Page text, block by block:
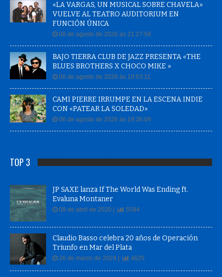
«LA VARGAS, UN MUSICAL SOBRE CHAVELA»
VUELVE AL TEATRO AUDITORIUM EN
FUNCIÓN ÚNICA
06 de agosto de 2026 às 21:27:58
BAJO TIERRA CLUB DE JAZZ PRESENTA «THE
BLUES BROTHERS X CHOCO MIKE »
06 de agosto de 2026 às 19:53:11
CAMI PIERRE IRRUMPE EN LA ESCENA INDIE
CON «PATEAR LA SOLEDAD»
06 de agosto de 2026 às 19:36:09
TOP 3
JP SAXE lanza If The World Was Ending ft.
Evaluna Montaner
08 de abril de 2020 | 5594
Claudio Basso celebra 20 años de Operación
Triunfo en Mar del Plata
26 de marzo de 2024 | 4625